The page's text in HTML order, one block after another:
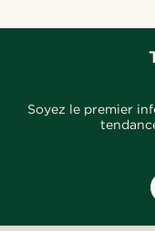
Soyez le premier